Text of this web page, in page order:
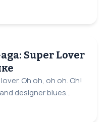
Super Lover
Oh oh, oh oh. Oh!
designer blues...